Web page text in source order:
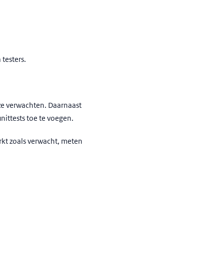
verwachten. Daarnaast
toe te voegen.
zoals verwacht, meten